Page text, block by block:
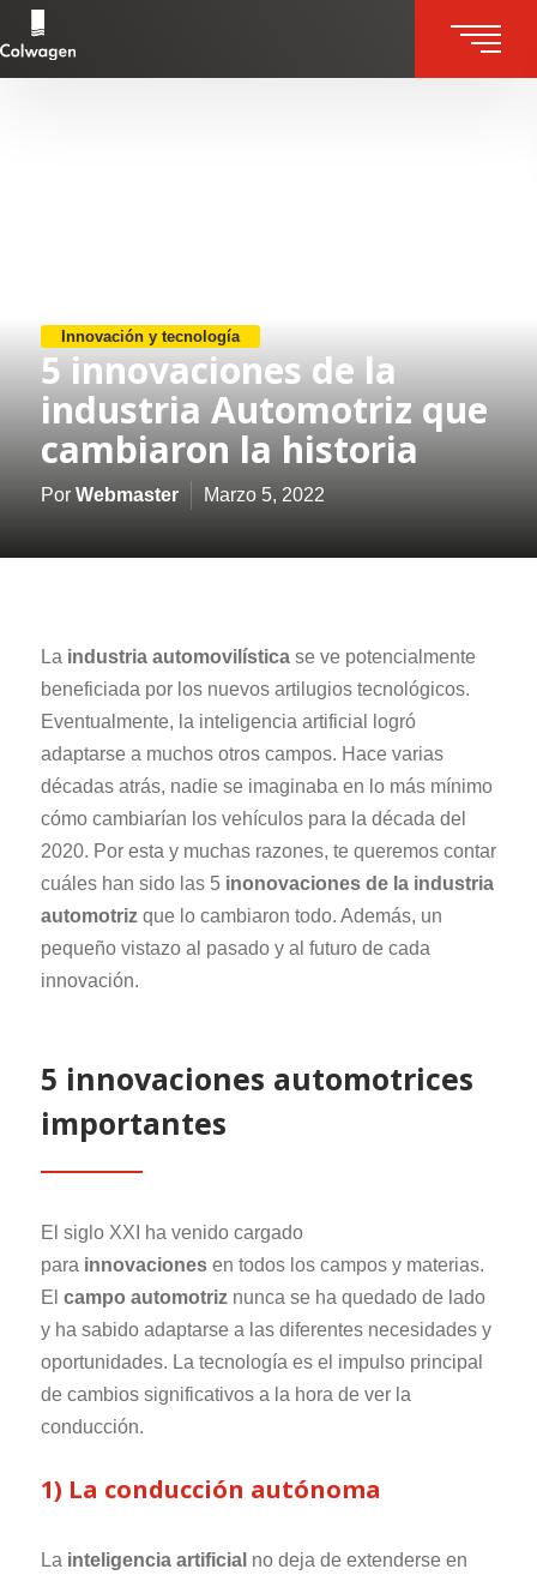
Skip
to
Innovación y tecnología
5 innovaciones de la
industria Automotriz que
cambiaron la historia
Por Webmaster Marzo 5, 2022
La industria automovilística se ve potencialmente
beneficiada por los nuevos artilugios tecnológicos.
Eventualmente, la inteligencia artificial logró
adaptarse a muchos otros campos. Hace varias
décadas atrás, nadie se imaginaba en lo más mínimo
cómo cambiarían los vehículos para la década del
2020. Por esta y muchas razones, te queremos contar
cuáles han sido las 5 inonovaciones de la industria
automotrizque lo cambiaron todo. Además, un
pequeño vistazo al pasado y al futuro de cada
innovación.
5 innovaciones automotrices
importantes
El siglo XXI ha venido cargado
para innovaciones en todos los campos y materias.
El campo automotriznunca se ha quedado de lado
y ha sabido adaptarse a las diferentes necesidades y
oportunidades. La tecnología es el impulso principal
de cambios significativos a la hora de ver la
conducción.
1) La conducción autónoma
La inteligencia artificial no deja de extenderse en